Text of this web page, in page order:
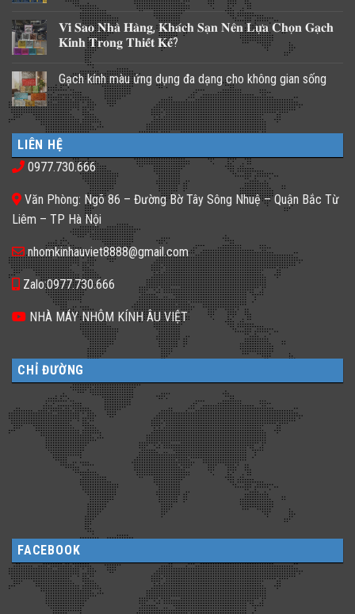
Không
bình
luận
ở
pháp
lấy
ánh
sáng
cho
nhà
phố
thiếu
sáng
tối
𝐕𝐢̀ 𝐒𝐚𝐨 𝐍𝐡𝐚̀ 𝐇𝐚̀𝐧𝐠, 𝐊𝐡𝐚́𝐜𝐡 𝐒𝐚̣𝐧 𝐍𝐞̂𝐧 𝐋𝐮̛̣𝐚 𝐂𝐡𝐨̣𝐧 𝐆𝐚̣𝐜𝐡
𝐊𝐢́𝐧𝐡 𝐓𝐫𝐨𝐧𝐠 𝐓𝐡𝐢𝐞̂́𝐭 𝐊𝐞̂́?
bình
luận
ở
𝐕𝐢̀
𝐒𝐚𝐨
𝐍𝐡𝐚̀
𝐇𝐚̀𝐧𝐠,
𝐊𝐡𝐚́𝐜𝐡
𝐒𝐚̣𝐧
𝐍𝐞̂𝐧
𝐂𝐡𝐨̣𝐧
𝐆𝐚̣𝐜𝐡
𝐊𝐢́𝐧𝐡
𝐓𝐫𝐨𝐧𝐠
𝐓𝐡𝐢𝐞̂́𝐭
𝐊𝐞̂́?
Gạch kính màu ứng dụng đa dạng cho không gian sống
Không
có
bình
luận
ở
Gạch
kính
màu
đa
dạng
cho
không
gian
sống
LIÊN HỆ
0977.730.666
Văn Phòng: Ngõ 86 – Đường Bờ Tây Sông Nhuệ – Quận Bắc Từ
Liêm – TP Hà Nội
nhomkinhauviet8888@gmail.com
Zalo:0977.730.666
NHÀ MÁY NHÔM KÍNH ÂU VIỆT
CHỈ ĐƯỜNG
FACEBOOK